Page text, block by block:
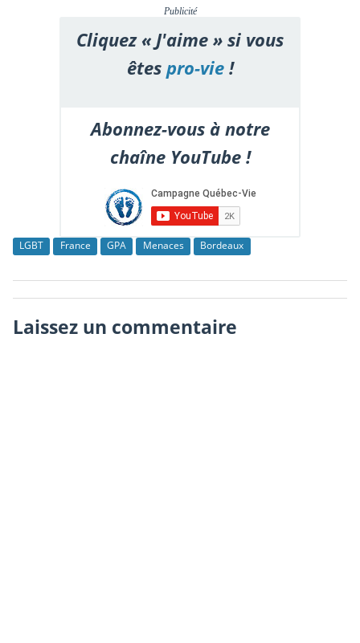
Publicité
Cliquez « J'aime » si vous
êtespro-vie!
Abonnez-vous à notre
chaîne YouTube !
LGBT France GPA Menaces Bordeaux
Laissez un commentaire